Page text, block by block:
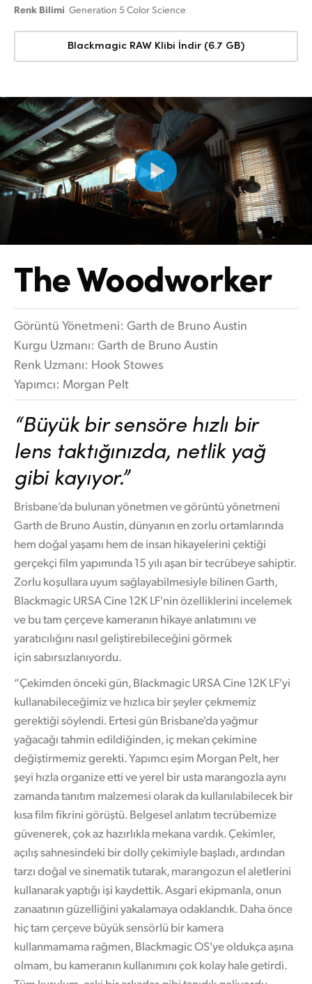
Renk Bilimi Generation 5 Color Science
Blackmagic RAW Klibi İndir (6.7 GB)
The Woodworker
Görüntü Yönetmeni: Garth de Bruno Austin
Kurgu Uzmanı: Garth de Bruno Austin
Renk Uzmanı: Hook Stowes
Yapımcı: Morgan Pelt
“Büyük bir sensöre hızlı bir
lens taktığınızda, netlik yağ
gibi kayıyor.”
Brisbane’da bulunan yönetmen ve görüntü yönetmeni
Garth de Bruno Austin, dünyanın en zorlu ortamlarında
hem doğal yaşamı hem de insan hikayelerini çektiği
gerçekçi film yapımında 15 yılı aşan bir tecrübeye sahiptir.
Zorlu koşullara uyum sağlayabilmesiyle bilinen Garth,
Blackmagic URSA Cine 12K LF'nin özelliklerini incelemek
ve bu tam çerçeve kameranın hikaye anlatımını ve
yaratıcılığını nasıl geliştirebileceğini görmek
için sabırsızlanıyordu.
“Çekimden önceki gün, Blackmagic URSA Cine 12K LF'yi
kullanabileceğimiz ve hızlıca bir şeyler çekmemiz
gerektiği söylendi. Ertesi gün Brisbane'da yağmur
yağacağı tahmin edildiğinden, iç mekan çekimine
değiştirmemiz gerekti. Yapımcı eşim Morgan Pelt, her
şeyi hızla organize etti ve yerel bir usta marangozla aynı
zamanda tanıtım malzemesi olarak da kullanılabilecek bir
kısa film fikrini görüştü. Belgesel anlatım tecrübemize
güvenerek, çok az hazırlıkla mekana vardık. Çekimler,
açılış sahnesindeki bir dolly çekimiyle başladı, ardından
tarzı doğal ve sinematik tutarak, marangozun el aletlerini
kullanarak yaptığı işi kaydettik. Asgari ekipmanla, onun
zanaatının güzelliğini yakalamaya odaklandık. Daha önce
hiç tam çerçeve büyük sensörlü bir kamera
kullanmamama rağmen, Blackmagic OS'ye oldukça aşına
olmam, bu kameranın kullanımını çok kolay hale getirdi.